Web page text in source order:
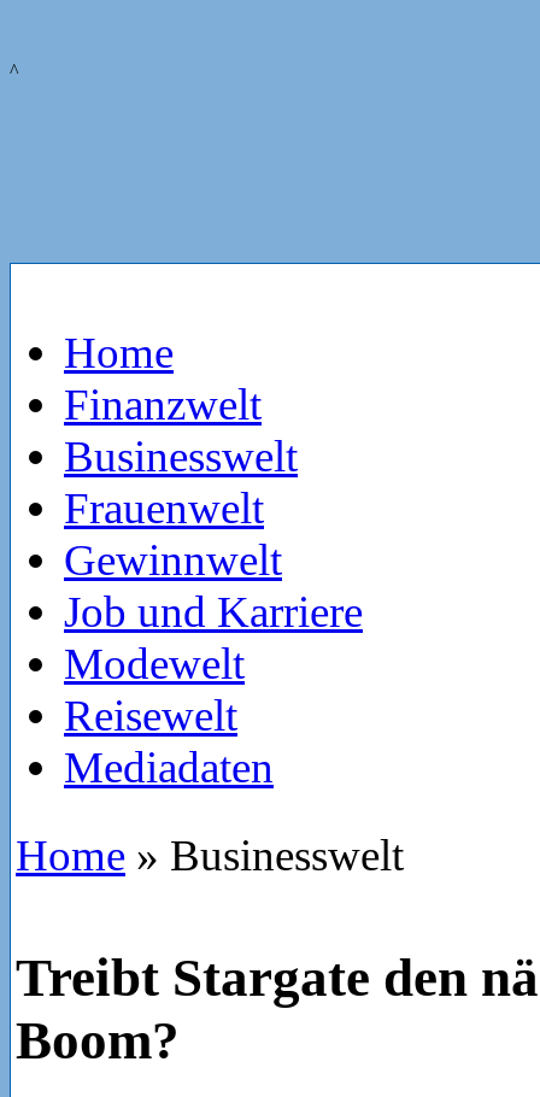
^
Home
Finanzwelt
Businesswelt
Frauenwelt
Gewinnwelt
Job und Karriere
Modewelt
Reisewelt
Mediadaten
Home » Businesswelt
Treibt Stargate den
Boom?